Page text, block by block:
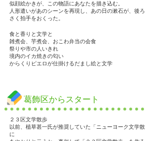
似顔絵かきが、この物語にあなたを描き込む。
人形遣いがあのシーンを再現し、あの日の漱石が、後
さく拍手をおくった。
食と香りと文学と
雑煮会、芋煮会、おこわ弁当の会食
祭りや市の人いきれ
境内のイカ焼きの匂い
からくりピエロが仕掛けるだまし絵と文学
葛飾区からスタート
２３区文学散歩
以前、植草甚一氏が推奨していた「ニューヨーク文学散
に